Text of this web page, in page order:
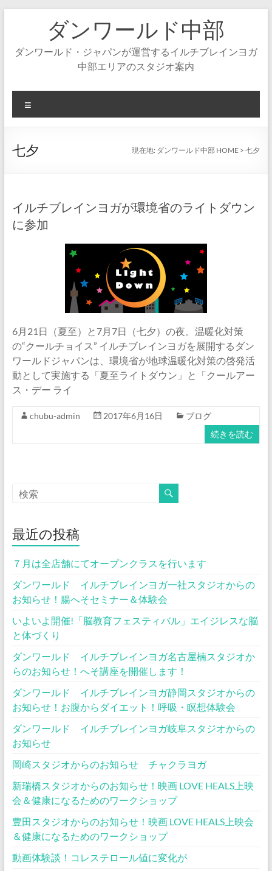
ダンワールド中部
ダンワールド・ジャパンが運営するイルチブレインヨガ
中部エリアのスタジオ案内
ニ
ー
七夕 現在地: ダンワールド中部 HOME >七夕
イルチブレインヨガが環境省のライトダウン
に参加
6月21日（夏至）と7月7日（七夕）の夜。温暖化対策
の“クールチョイス” イルチブレインヨガを展開するダン
ワールドジャパンは、環境省が地球温暖化対策の啓発活
動として実施する「夏至ライトダウン」と「クールアー
ス・デー ライ
chubu-admin 2017年6月16日
ブログ
続きを読む
最近の投稿
７月は全店舗にてオープンクラスを行います
ダンワールド イルチブレインヨガ一社スタジオからの
お知らせ！腸へそセミナー＆体験会
いよいよ開催!「脳教育フェスティバル」エイジレスな脳
と体づくり
ダンワールド イルチブレインヨガ名古屋楠スタジオか
らのお知らせ！へそ講座を開催します！
ダンワールド イルチブレインヨガ静岡スタジオからの
お知らせ！お腹からダイエット！呼吸・瞑想体験会
ダンワールド イルチブレインヨガ岐阜スタジオからの
お知らせ
岡崎スタジオからのお知らせ チャクラヨガ
新瑞橋スタジオからのお知らせ！映画 LOVE HEALS上映
会＆健康になるためのワークショップ
豊田スタジオからのお知らせ！映画 LOVE HEALS上映会
＆健康になるためのワークショップ
動画体験談！コレステロール値に変化が